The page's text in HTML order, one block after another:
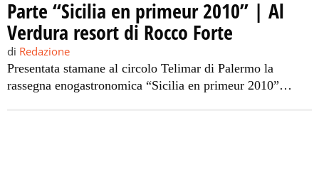
Parte “Sicilia en primeur 2010” | Al
Verdura resort di Rocco Forte
di Redazione
Presentata stamane al circolo Telimar di Palermo la
rassegna enogastronomica “Sicilia en primeur 2010”